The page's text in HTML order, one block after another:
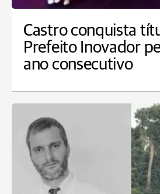
Castro conquista
Prefeito Inovador
ano consecutivo